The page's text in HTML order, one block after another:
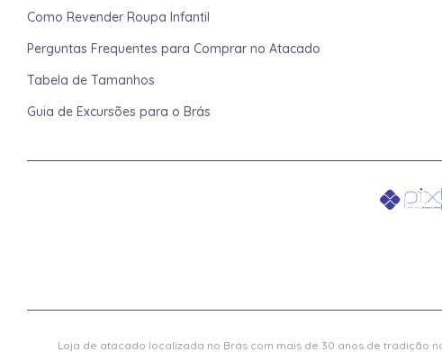
Como Revender Roupa Infantil
Perguntas Frequentes para Comprar no Atacado
Tabela de Tamanhos
Guia de Excursões para o Brás
Loja de atacado localizada no Brás com mais de 30 anos de tradição